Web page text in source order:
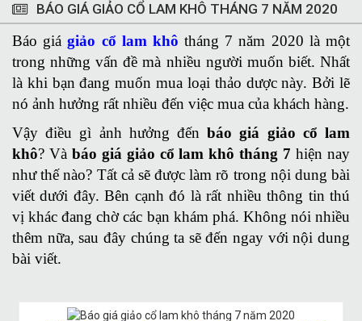
BÁO GIÁ GIẢO CỔ LAM KHÔ THÁNG 7 NĂM 2020
Báo giágiảo cổ lam khô tháng 7 năm 2020 là một
trong những vấn đề mà nhiều người muốn biết. Nhất
là khi bạn đang muốn mua loại thảo dược này. Bởi lẽ
nó ảnh hưởng rất nhiều đến việc mua của khách hàng.
Vậy điều gì ảnh hưởng đếnbáo giá giảo cổ lam
khô? Và báo giá giảo cổ lam khô tháng 7 hiện nay
như thế nào? Tất cả sẽ được làm rõ trong nội dung bài
viết dưới đây. Bên cạnh đó là rất nhiều thông tin thú
vị khác đang chờ các bạn khám phá. Không nói nhiều
thêm nữa, sau đây chúng ta sẽ đến ngay với nội dung
bài viết.